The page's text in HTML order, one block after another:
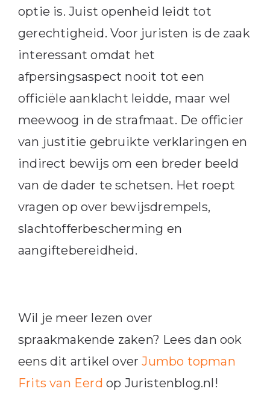
optie is. Juist openheid leidt tot
gerechtigheid. Voor juristen is de zaak
interessant omdat het
afpersingsaspect nooit tot een
officiële aanklacht leidde, maar wel
meewoog in de strafmaat. De officier
van justitie gebruikte verklaringen en
indirect bewijs om een breder beeld
van de dader te schetsen. Het roept
vragen op over bewijsdrempels,
slachtofferbescherming en
aangiftebereidheid.
Wil je meer lezen over
spraakmakende zaken? Lees dan ook
eens dit artikel overJumbo topman
Frits van Eerd op Juristenblog.nl!